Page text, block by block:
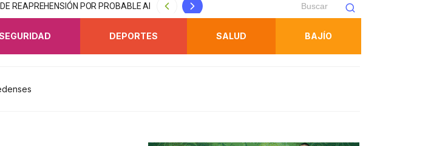
REAPREHENSIÓN POR PROBABLE ABUSO SEXUAL* ESTRATEGIA INTEGRAL DE SEGURIDAD FORTALECE
DEPORTES SALUD BAJÍO